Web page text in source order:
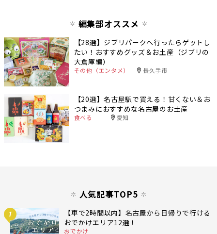
編集部オススメ
【28選】ジブリパークへ行ったらゲットし
たい！おすすめグッズ＆お土産（ジブリの
大倉庫編）
その他（エンタメ） 長久手市
【20選】名古屋駅で買える！甘くない＆お
つまみにおすすめな名古屋のお土産
食べる 愛知
人気記事TOP5
1
【車で2時間以内】名古屋から日帰りで行ける
おでかけエリア12選！
おでかけ